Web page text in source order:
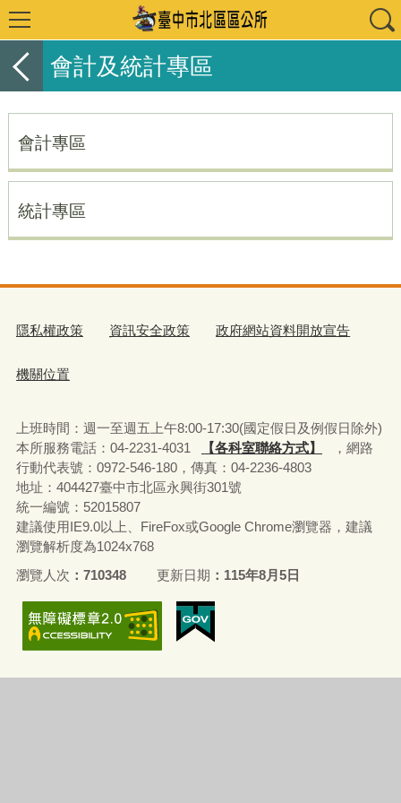
會計及統計專區
會計專區
統計專區
隱私權政策 資訊安全政策 政府網站資料開放宣告
機關位置
上班時間：週一至週五上午8:00-17:30(國定假日及例假日除外)
本所服務電話：04-2231-4031
【各科室聯絡方式】
，網路
行動代表號：0972-546-180， 傳真：04-2236-4803
地址：404427臺中市北區永興街301號
統一編號：52015807
建議使用IE9.0以上、FireFox或Google Chrome瀏覽器，建議
瀏覽解析度為1024x768
瀏覽人次
710348 更新日期 115年8月5日